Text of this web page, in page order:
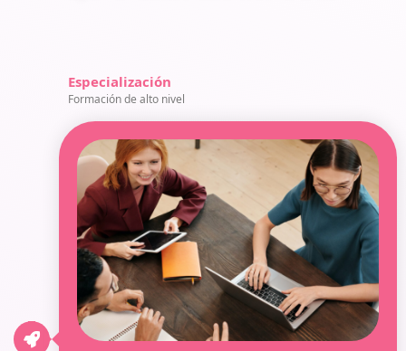
Especialización
Formación de alto nivel